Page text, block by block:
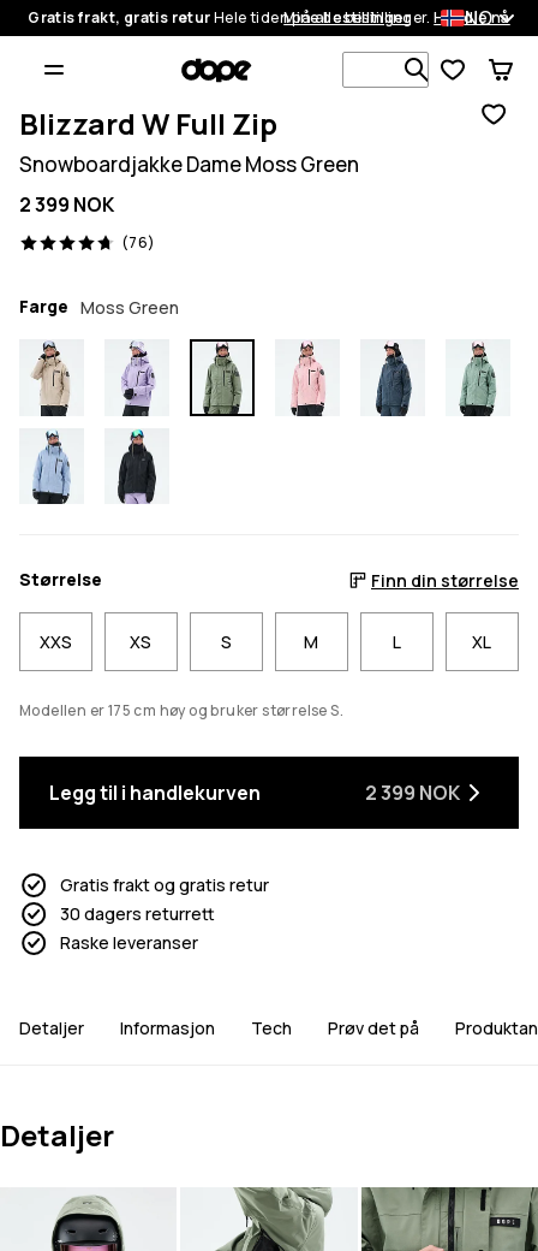
Gratis frakt, gratis returHele tiden på alle bestillinger.Handle nå
Mine bestillinger NO
Søk blant 1
Blizzard W Full Zip
Snowboardjakke Dame Moss Green
2 399 NOK
(76)
76 anmeldelser, 4.7/5
Farge Moss Green
Størrelse Finn din størrelse
XXS XS S M L XL
Modellen er 175 cm høy og bruker størrelse S.
Legg til i handlekurven 2 399 NOK
Gratis frakt og gratis retur
30 dagers returrett
Raske leveranser
Detaljer Informasjon Tech Prøv det på
Detaljer